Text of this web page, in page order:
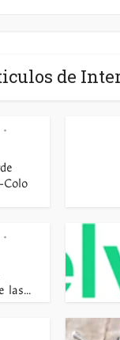
de
•
Colo
•
las...